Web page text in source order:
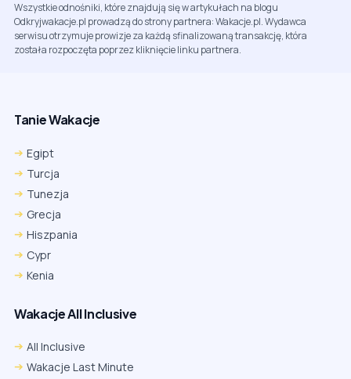
Wszystkie odnośniki, które znajdują się w artykułach na blogu
Odkryjwakacje.pl prowadzą do strony partnera: Wakacje.pl. Wydawca
serwisu otrzymuje prowizje za każdą sfinalizowaną transakcję, która
została rozpoczęta poprzez kliknięcie linku partnera.
Tanie Wakacje
Egipt
Turcja
Tunezja
Grecja
Hiszpania
Cypr
Kenia
Wakacje All Inclusive
All Inclusive
Wakacje Last Minute